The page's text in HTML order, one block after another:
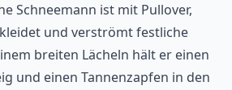
Schneemann ist mit Pullover,
und verströmt festliche
breiten Lächeln hält er einen
und einen Tannenzapfen in den